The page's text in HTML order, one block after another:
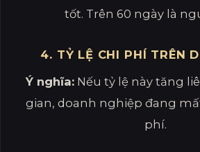
tốt. Trên 60 ngày là
4. TỶ LỆ CHI PHÍ TRÊN
Ý nghĩa:Nếu tỷ lệ này tăng
gian, doanh nghiệp đang
phí.